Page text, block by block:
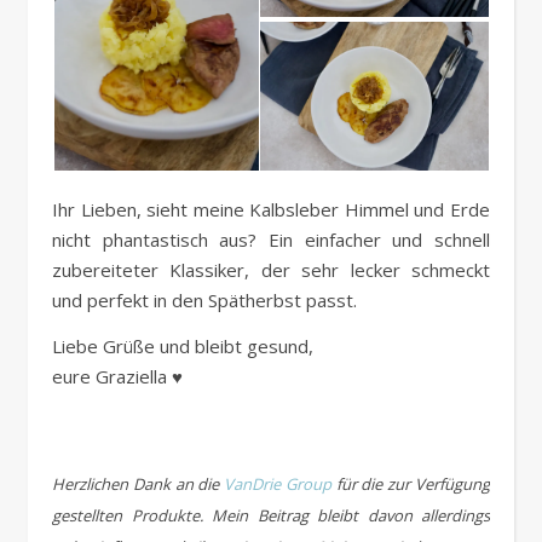
Ihr Lieben, sieht meine Kalbsleber Himmel und Erde
nicht phantastisch aus? Ein einfacher und schnell
zubereiteter Klassiker, der sehr lecker schmeckt
und perfekt in den Spätherbst passt.
Liebe Grüße und bleibt gesund,
eure Graziella ♥
Herzlichen Dank an die VanDrie Group für die zur Verfügung
gestellten Produkte. Mein Beitrag bleibt davon allerdings